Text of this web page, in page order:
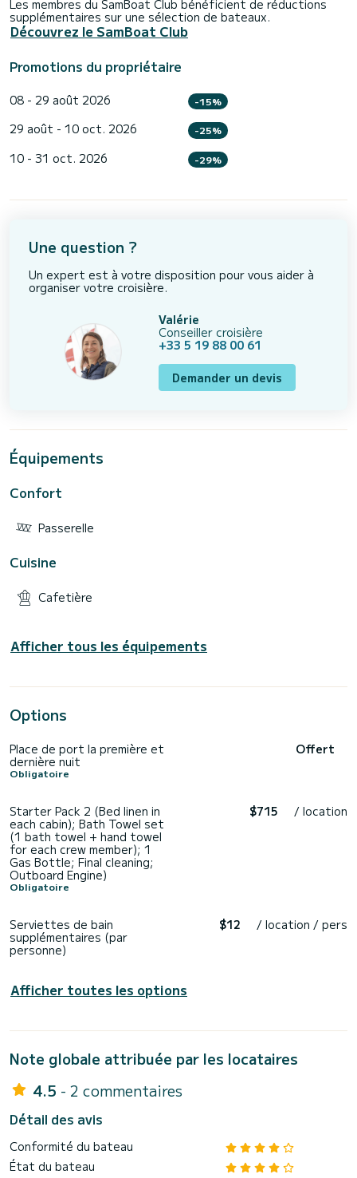
Les membres du SamBoat Club bénéficient de réductions
supplémentaires sur une sélection de bateaux.
Découvrez le SamBoat Club
Promotions du propriétaire
08 - 29 août 2026 -15%
29 août - 10 oct. 2026 -25%
10 - 31 oct. 2026 -29%
Une question ?
Un expert est à votre disposition pour vous aider à
organiser votre croisière.
Valérie
Conseiller croisière
+33 5 19 88 00 61
Demander un devis
Équipements
Confort
Passerelle
Cuisine
Cafetière
Afficher tous les équipements
Options
Place de port la première et
dernière nuit
Obligatoire
Offert
Starter Pack 2 (Bed linen in
each cabin); Bath Towel set
(1 bath towel + hand towel
for each crew member); 1
Gas Bottle; Final cleaning;
Outboard Engine)
Obligatoire
$715 / location
Serviettes de bain
supplémentaires (par
personne)
$12 / location / pers
Afficher toutes les options
Note globale attribuée par les locataires
4.5 - 2 commentaires
Détail des avis
Conformité du bateau
État du bateau